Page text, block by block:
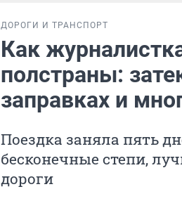
ДОРОГИ И ТРАНСПОРТ
Как
полстраны:
заправках и
Поездка заняла пять
бесконечные степи,
дороги